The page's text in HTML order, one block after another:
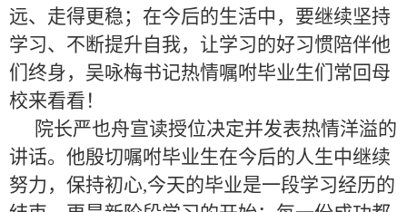
远、走得更稳；在今后的生活中，要继续坚持
学习、不断提升自我，让学习的好习惯陪伴他
们终身，吴咏梅书记热情嘱咐毕业生们常回母
校来看看！
院长严也舟宣读授位决定并发表热情洋溢的
讲话。他殷切嘱咐毕业生在今后的人生中继续
努力，保持初心,今天的毕业是一段学习经历的